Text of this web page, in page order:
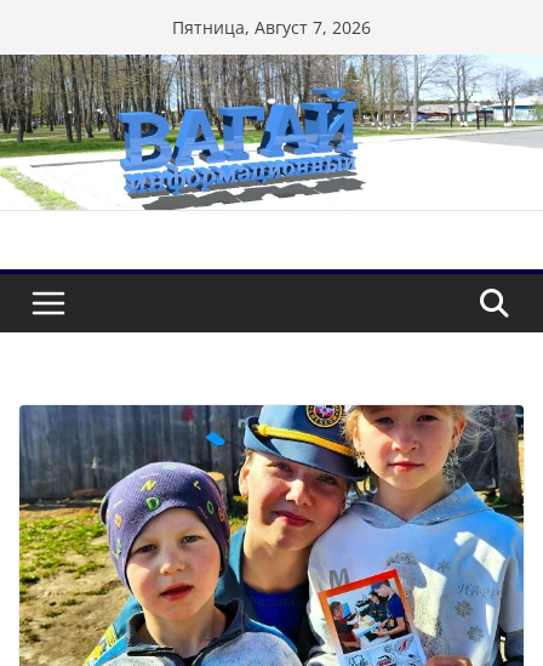
к
содержимому
Пятница, Август 7, 2026